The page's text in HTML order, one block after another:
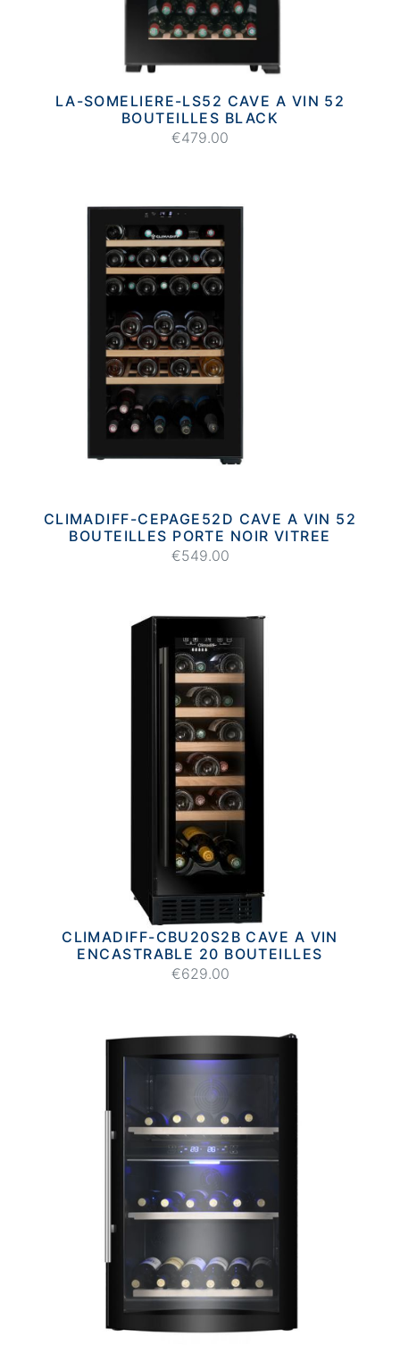
LA-SOMELIERE-LS52 CAVE A VIN 52
BOUTEILLES BLACK
€479.00
CLIMADIFF-CEPAGE52D CAVE A VIN 52
BOUTEILLES PORTE NOIR VITREE
€549.00
CLIMADIFF-CBU20S2B CAVE A VIN
ENCASTRABLE 20 BOUTEILLES
€629.00